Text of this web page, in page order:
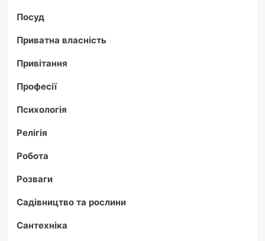
Посуд
Приватна власність
Привітання
Професії
Психологія
Релігія
Робота
Розваги
Садівництво та рослини
Сантехніка